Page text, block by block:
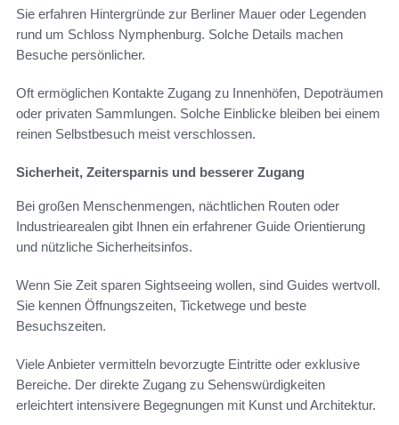
Sie erfahren Hintergründe zur Berliner Mauer oder Legenden
rund um Schloss Nymphenburg. Solche Details machen
Besuche persönlicher.
Oft ermöglichen Kontakte Zugang zu Innenhöfen, Depoträumen
oder privaten Sammlungen. Solche Einblicke bleiben bei einem
reinen Selbstbesuch meist verschlossen.
Sicherheit, Zeitersparnis und besserer Zugang
Bei großen Menschenmengen, nächtlichen Routen oder
Industriearealen gibt Ihnen ein erfahrener Guide Orientierung
und nützliche Sicherheitsinfos.
Wenn Sie Zeit sparen Sightseeing wollen, sind Guides wertvoll.
Sie kennen Öffnungszeiten, Ticketwege und beste
Besuchszeiten.
Viele Anbieter vermitteln bevorzugte Eintritte oder exklusive
Bereiche. Der direkte Zugang zu Sehenswürdigkeiten
erleichtert intensivere Begegnungen mit Kunst und Architektur.